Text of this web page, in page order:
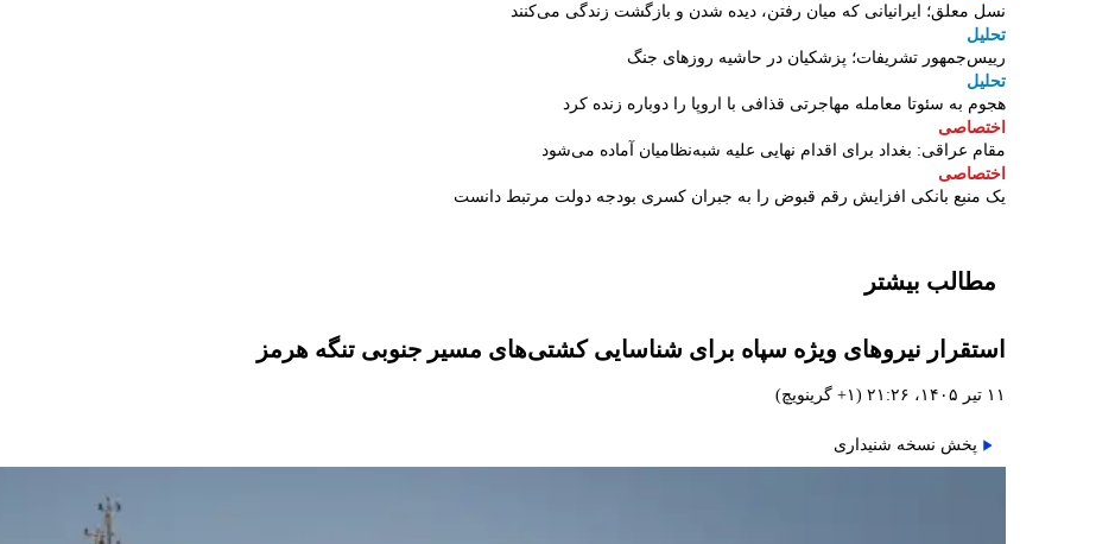
نسل معلق؛ ایرانیانی که میان رفتن، دیده شدن و بازگشت زندگی می‌کنند
تحلیل
رییس‌جمهور تشریفات؛ پزشکیان در حاشیه روزهای جنگ
تحلیل
هجوم به سئوتا معامله مهاجرتی قذافی با اروپا را دوباره زنده کرد
اختصاصی
مقام عراقی: بغداد برای اقدام نهایی علیه شبه‌نظامیان آماده می‌شود
اختصاصی
یک منبع بانکی افزایش رقم قبوض را به جبران کسری بودجه دولت مرتبط دانست
مطالب بیشتر
استقرار نیروهای ویژه سپاه برای شناسایی کشتی‌های مسیر جنوبی تنگه هرمز
۱۱ تیر ۱۴۰۵، ۲۱:۲۶ (‎+۱ گرینویچ)
پخش نسخه شنیداری